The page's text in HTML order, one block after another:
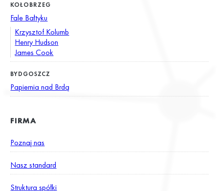
KOŁOBRZEG
Fale Bałtyku
Krzysztof Kolumb
Henry Hudson
James Cook
BYDGOSZCZ
Papiernia nad Brdą
FIRMA
Poznaj nas
Nasz standard
Struktura spółki